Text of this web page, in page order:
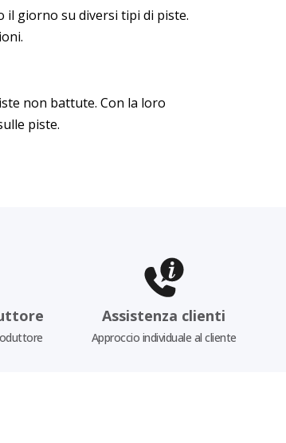
il giorno su diversi tipi di piste.
non battute. Con la loro
piste.
Assistenza clienti
Approccio individuale al cliente